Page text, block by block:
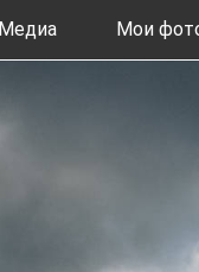
Медиа Мои